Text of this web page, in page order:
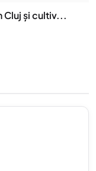
Cluj și cultiv...